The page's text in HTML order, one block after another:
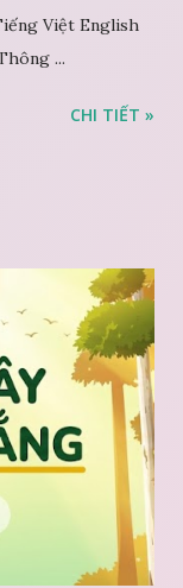
Việt English
...
CHI TIẾT »